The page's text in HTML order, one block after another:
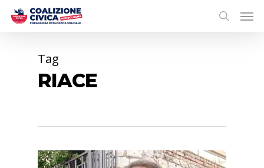
Tag
RIACE
0